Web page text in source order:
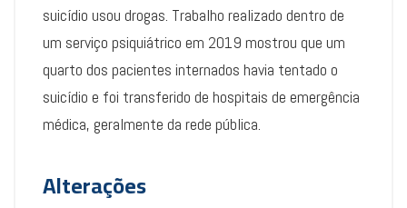
suicídio usou drogas. Trabalho realizado dentro de
um serviço psiquiátrico em 2019 mostrou que um
quarto dos pacientes internados havia tentado o
suicídio e foi transferido de hospitais de emergência
médica, geralmente da rede pública.
Alterações